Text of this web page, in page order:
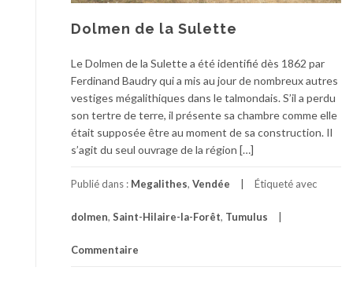
Dolmen de la Sulette
Le Dolmen de la Sulette a été identifié dès 1862 par
Ferdinand Baudry qui a mis au jour de nombreux autres
vestiges mégalithiques dans le talmondais. S’il a perdu
son tertre de terre, il présente sa chambre comme elle
était supposée être au moment de sa construction. Il
s’agit du seul ouvrage de la région […]
Publié dans : Megalithes, Vendée Étiqueté avec
dolmen, Saint-Hilaire-la-Forêt, Tumulus
Commentaire